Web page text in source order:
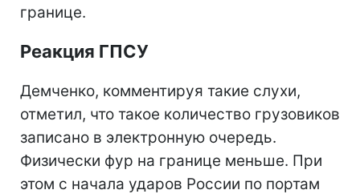
границе.
Реакция ГПСУ
Демченко, комментируя такие слухи,
отметил, что такое количество грузовиков
записано в электронную очередь.
Физически фур на границе меньше. При
этом с начала ударов России по портам